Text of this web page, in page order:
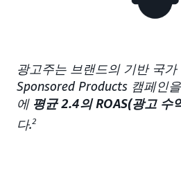
광고주는 브랜드의 기반 국
Sponsored Products 캠페인
에 평균 2.4의 ROAS(광고 수
다.2